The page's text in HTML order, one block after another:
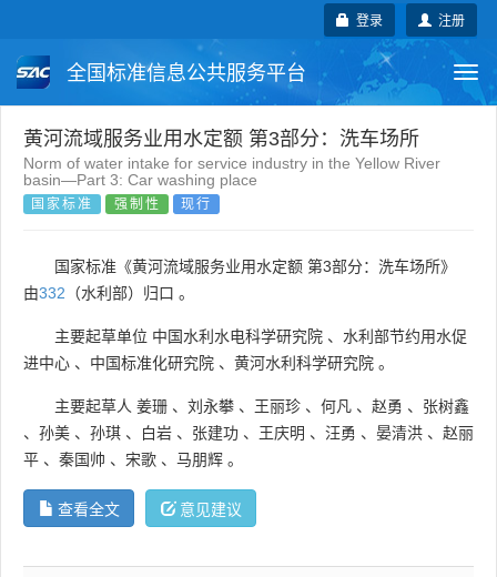
注册
登录
全国标准信息公共服务平台
国家标准 行业标准 地方标准
团体标准 企业标准
黄河流域服务业用水定额 第3部分：洗车场所
Norm of water intake for service industry in the Yellow River
basin—Part 3: Car washing place
国家标准 强制性 现行
国家标准《黄河流域服务业用水定额 第3部分：洗车场所》
由332 （水利部）归口 。
主要起草单位 中国水利水电科学研究院 、 水利部节约用水促
进中心 、 中国标准化研究院 、 黄河水利科学研究院 。
主要起草人 姜珊 、 刘永攀 、 王丽珍 、 何凡 、 赵勇 、 张树鑫
、 孙美 、 孙琪 、 白岩 、 张建功 、 王庆明 、 汪勇 、 晏清洪 、 赵丽
平 、 秦国帅 、 宋歌 、 马朋辉 。
查看全文 意见建议